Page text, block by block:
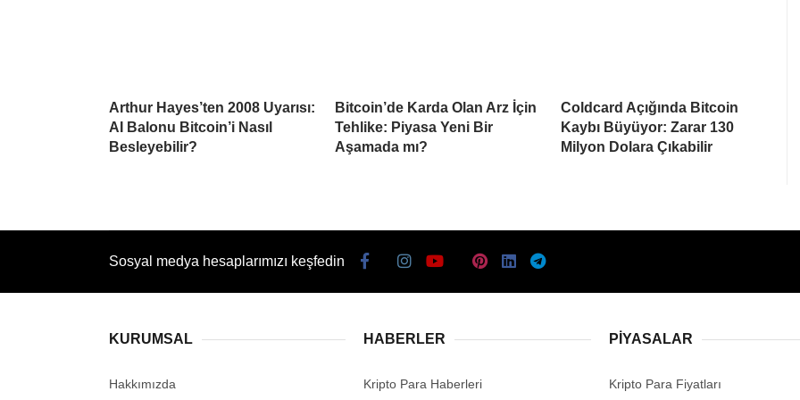
Arthur Hayes’ten 2008 Uyarısı:
AI Balonu Bitcoin’i Nasıl
Besleyebilir?
Bitcoin’de Karda Olan Arz İçin
Tehlike: Piyasa Yeni Bir
Aşamada mı?
Coldcard Açığında Bitcoin
Kaybı Büyüyor: Zarar 130
Milyon Dolara Çıkabilir
Sosyal medya hesaplarımızı keşfedin
KURUMSAL
Hakkımızda
HABERLER
Kripto Para Haberleri
PIYASALAR
Kripto Para Fiyatları